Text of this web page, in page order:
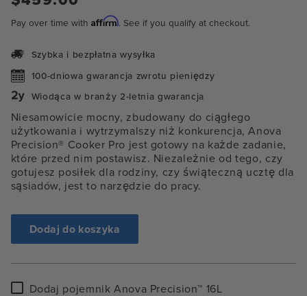
Pay over time with Affirm. See if you qualify at checkout.
Szybka i bezpłatna wysyłka
100-dniowa gwarancja zwrotu pieniędzy
Wiodąca w branży 2-letnia gwarancja
Niesamowicie mocny, zbudowany do ciągłego
użytkowania i wytrzymalszy niż konkurencja, Anova
Precision® Cooker Pro jest gotowy na każde zadanie,
które przed nim postawisz. Niezależnie od tego, czy
gotujesz posiłek dla rodziny, czy świąteczną ucztę dla
sąsiadów, jest to narzędzie do pracy.
Dodaj do koszyka
Dodaj
Dodaj pojemnik Anova Precision™ 16L